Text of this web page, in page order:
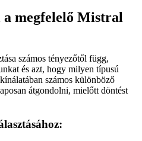
a megfelelő Mistral
számos tényezőtől függ,
és azt, hogy milyen típusú
számos különböző
átgondolni, mielőtt döntést